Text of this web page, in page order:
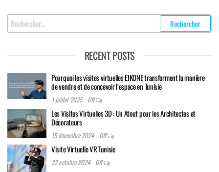
Rechercher
:
RECENT POSTS
Pourquoi les visites virtuelles EIKONE transforment la manière
de vendre et de concevoir l’espace en Tunisie
1 juillet 2025 Off
Les Visites Virtuelles 3D : Un Atout pour les Architectes et
Décorateurs
15 décembre 2024 Off
Visite Virtuelle VR Tunisie
22 octobre 2024 Off